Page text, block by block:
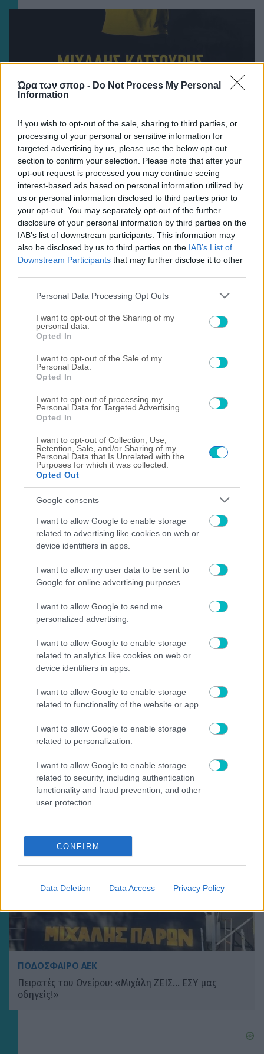
Ώρα των σπορ - Do Not Process My Personal
Information
If you wish to opt-out of the sale, sharing to third parties, or
processing of your personal or sensitive information for
targeted advertising by us, please use the below opt-out
section to confirm your selection. Please note that after your
opt-out request is processed you may continue seeing
interest-based ads based on personal information utilized by
us or personal information disclosed to third parties prior to
your opt-out. You may separately opt-out of the further
disclosure of your personal information by third parties on the
IAB’s list of downstream participants. This information may
also be disclosed by us to third parties on the IAB’s List of
Downstream Participants that may further disclose it to other
Please note that this website/app uses one or more Google
not limited to your visit or usage behaviour. You may click to
grant or deny consent to Google and its third-party tags to
use your data for below specified purposes in below Google
consent section.
Personal Data Processing Opt Outs
I want to opt-out of the Sharing of my
personal data.
Opted In
I want to opt-out of the Sale of my
Personal Data.
Opted In
I want to opt-out of processing my
Personal Data for Targeted Advertising.
Opted In
I want to opt-out of Collection, Use,
Retention, Sale, and/or Sharing of my
Personal Data that Is Unrelated with the
Purposes for which it was collected.
Opted Out
Google consents
I want to allow Google to enable storage
related to advertising like cookies on web or
device identifiers in apps.
I want to allow my user data to be sent to
Google for online advertising purposes.
I want to allow Google to send me
personalized advertising.
I want to allow Google to enable storage
related to analytics like cookies on web or
device identifiers in apps.
I want to allow Google to enable storage
related to functionality of the website or app.
I want to allow Google to enable storage
related to personalization.
I want to allow Google to enable storage
related to security, including authentication
functionality and fraud prevention, and other
user protection.
CONFIRM
Data Deletion Data Access Privacy Policy
ΠΟΔΟΣΦΑΙΡΟ ΑΕΚ
ΠΑΕ και Ερασιτεχνική: «Ο Μιχάλης της ΑΕΚ θα είναι
πάντα εδώ! Δίπλα μας!» (ΦΩΤΟ)
ΠΟΔΟΣΦΑΙΡΟ ΑΕΚ
Λοκομοτίβ Πλοβντίβ
Το ντοκιμαντέρ για το ταξίδι φιλίας της ΑΕΚ στο
Βελιγράδι απόψε στο Φεστιβάλ Ιεράπετρας (VIDEO)
ΠΟΔΟΣΦΑΙΡΟ ΑΕΚ
Πειρατές του Ονείρου: «Μιχάλη ΖΕΙΣ… ΕΣΥ μας
οδηγείς!»